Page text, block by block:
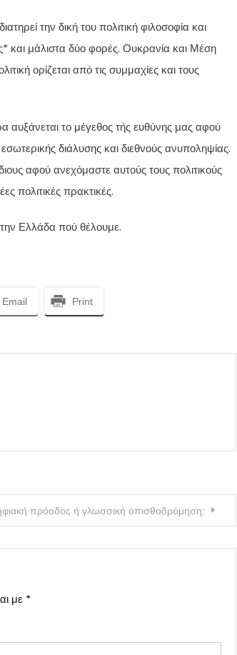
την δική του πολιτική φιλοσοφία και
και μάλιστα δύο φορές. Ουκρανία και Μέση
ορίζεται από τις συμμαχίες και τους
αυξάνεται το μέγεθος τής ευθύνης μας αφού
διάλυσης και διεθνούς ανυποληψίας.
αφού ανεχόμαστε αυτούς τους πολιτικούς
πολιτικές πρακτικές.
Ελλάδα πού θέλουμε.
Email Print
πρόοδος ή γλωσσική οπισθοδρόμηση;
με *